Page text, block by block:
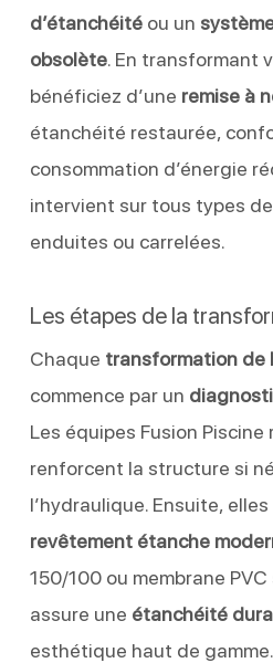
d’étanchéitéou un
obsolète. En transformant
bénéficiez d’une remise à
étanchéité restaurée,
consommation d’énergie
intervient sur tous types
enduites ou carrelées.
Les étapes de la
Chaque transformation de
commence par un
Les équipes Fusion
renforcent la structure si
l’hydraulique. Ensuite,
revêtement étanche
150/100 ou membrane
assure une étanchéité
esthétique haut de gamme.